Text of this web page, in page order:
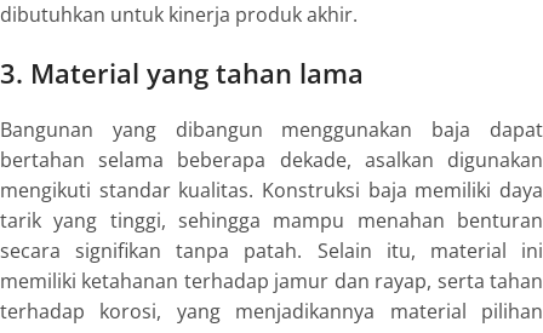
dibutuhkan untuk kinerja produk akhir.
3. Material yang tahan lama
Bangunan yang dibangun menggunakan baja dapat
bertahan selama beberapa dekade, asalkan digunakan
mengikuti standar kualitas. Konstruksi baja memiliki daya
tarik yang tinggi, sehingga mampu menahan benturan
secara signifikan tanpa patah. Selain itu, material ini
memiliki ketahanan terhadap jamur dan rayap, serta tahan
terhadap korosi, yang menjadikannya material pilihan